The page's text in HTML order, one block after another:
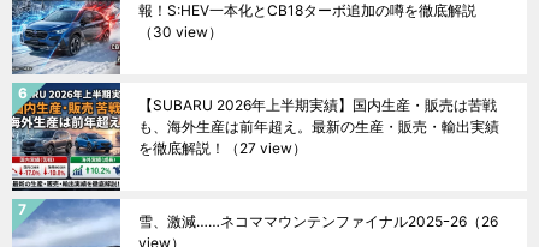
報！S:HEV一本化とCB18ターボ追加の噂を徹底解説
（30 view）
【SUBARU 2026年上半期実績】国内生産・販売は苦戦
も、海外生産は前年超え。最新の生産・販売・輸出実績
を徹底解説！
（27 view）
雪、激減……ネコママウンテンファイナル2025ｰ26 （26
view）